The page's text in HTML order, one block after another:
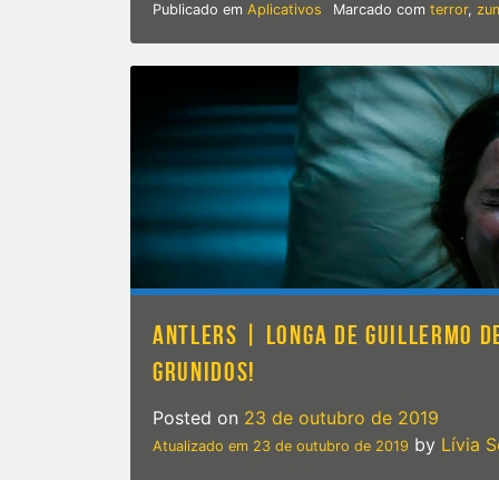
Publicado em Aplicativos Marcado com terror,
ANTLERS | LONGA DE GUILLERMO
GRUNIDOS!
Posted on 23 de outubro de 2019
Atualizado em 23 de outubro de 2019 by Lívia